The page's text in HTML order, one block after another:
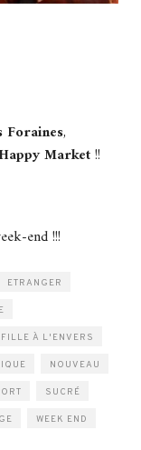
Foraines,
Market!!
end !!!
ETRANGER
À L'ENVERS
NOUVEAU
SUCRÉ
WEEK END